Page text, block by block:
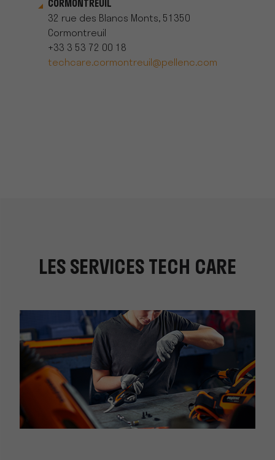
CORMONTREUIL
32 rue des Blancs Monts, 51350
Cormontreuil
+33 3 53 72 00 18
techcare.cormontreuil@pellenc.com
LES SERVICES TECH CARE